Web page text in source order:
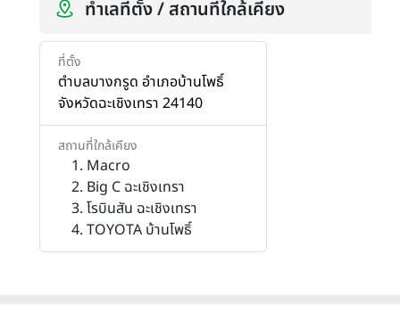
ทำเลที่ตั้ง / สถานที่ใกล้เคียง
ที่ตั้ง
ตำบลบางกรูด อำเภอบ้านโพธิ์
จังหวัดฉะเชิงเทรา 24140
สถานที่ใกล้เคียง
Macro
Big C ฉะเชิงเทรา
โรบินสัน ฉะเชิงเทรา
TOYOTA บ้านโพธิ์